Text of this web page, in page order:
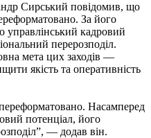
Сирський повідомив, що
За його
управлінський кадровий
перерозподіл.
мета цих заходів —
якість та оперативність
Насамперед
потенціал, його
— додав він.